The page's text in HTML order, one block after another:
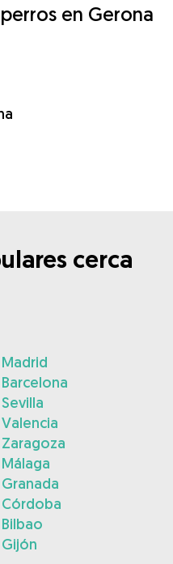
en Gerona
cerca